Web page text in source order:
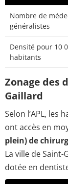
Nombre de
généralistes
Densité pour 10
habitants
Zonage des
Gaillard
Selon l’APL, les
ont accès en
plein) de
La ville de
dotée en